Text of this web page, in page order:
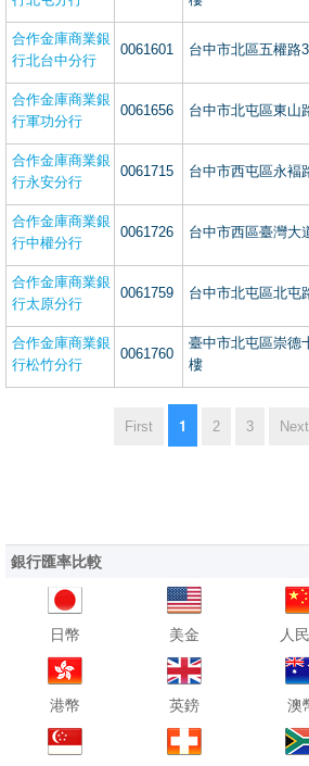
合作金庫商業銀
行北台中分行
0061601 台中市北區五權路
合作金庫商業銀
行軍功分行
0061656 台中市北屯區東山
合作金庫商業銀
行永安分行
0061715 台中市西屯區永褔
合作金庫商業銀
行中權分行
0061726 台中市西區臺灣大
合作金庫商業銀
行太原分行
0061759 台中市北屯區北屯
合作金庫商業銀
行松竹分行
0061760
臺中市北屯區崇德
樓
First 1 2 3 Next
銀行匯率比較
日幣 美金 人
港幣 英鎊 澳